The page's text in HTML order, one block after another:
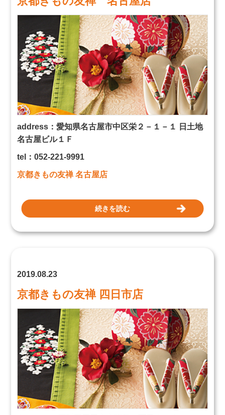
address：愛知県名古屋市中区栄２－１－１ 日土地
名古屋ビル１Ｆ
tel：052-221-9991
京都きもの友禅 名古屋店
続きを読む
2019.08.23
京都きもの友禅 四日市店